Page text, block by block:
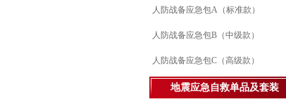
人防战备应急包A（标准款）
人防战备应急包B（中级款）
人防战备应急包C（高级款）
地震应急自救单品及套装